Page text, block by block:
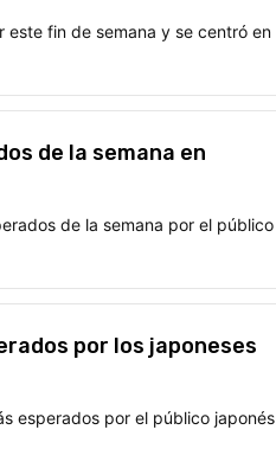
fin de semana y se centró en
de la semana en
de la semana por el público
por los japoneses
esperados por el público japonés